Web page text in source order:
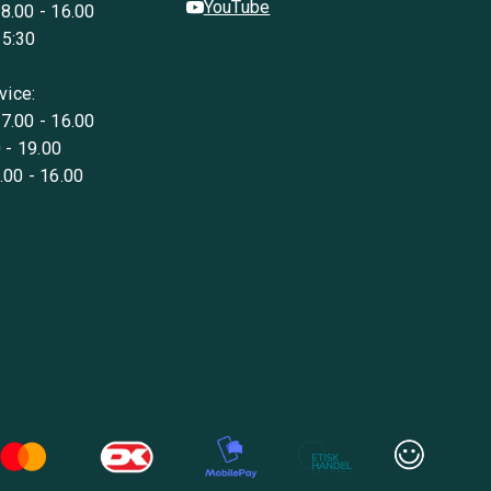
- 16.00
- 16.00
- 19.00
- 16.00
YouTube